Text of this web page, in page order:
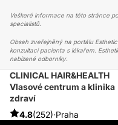
Veškeré informace na této stránce
specialistů.
Obsah zveřejněný na portálu
konzultaci pacienta s lékařem.
nabízené odborníky.
CLINICAL HAIR&HEALTH
Vlasové centrum a klinika
zdraví
4.8(252)·Praha
ESTHETICON
PŘÍBĚHY
PŘÍBĚHY TÝKAJÍCÍ SE
PRODUKTY NA